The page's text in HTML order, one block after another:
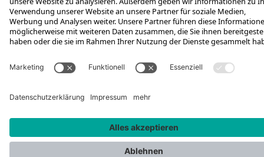
*Unverbindliche Preisempfehlung inkl. MwSt. zzgl. Versandkosten und
VEG